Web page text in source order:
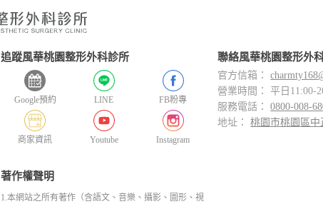
追蹤風華桃園整形外科診所
Google預約 LINE FB粉專
商家資訊 Youtube Instagram
著作權聲明
1.本網站之所有著作（含語文、音樂、攝影、圖形、視
聯絡風華桃園整形外
官方信箱：
營業時間： 平日11:00-
服務電話：0800-008-
地址：桃園市桃園區中